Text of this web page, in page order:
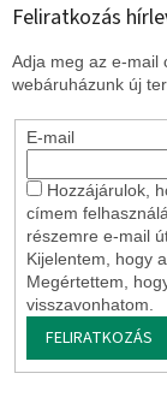
Feliratkozás
Adja meg az e-mail
webáruházunk új
E-mail
Hozzájárulok,
címem
részemre e-mail
Kijelentem, hogy
Megértettem,
visszavonhatom.
FELIRATKOZÁS